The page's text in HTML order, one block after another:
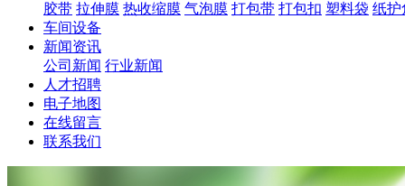
胶带 拉伸膜 热收缩膜 气泡膜 打包带 打包扣 塑料袋 纸护
车间设备
新闻资讯
公司新闻 行业新闻
人才招聘
电子地图
在线留言
联系我们